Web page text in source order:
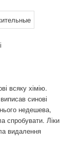
всяку хімію.
синові
недешева,
спробувати. Ліки
видалення